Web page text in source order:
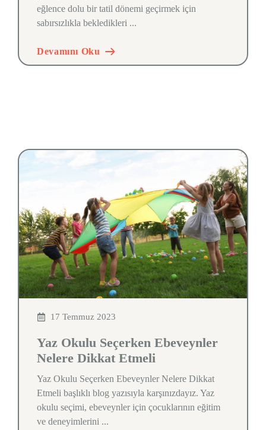
eğlence dolu bir tatil dönemi geçirmek için
sabırsızlıkla bekledikleri ...
Devamını Oku
17 Temmuz 2023
Yaz Okulu Seçerken Ebeveynler
Nelere Dikkat Etmeli
Yaz Okulu Seçerken Ebeveynler Nelere Dikkat
Etmeli başlıklı blog yazısıyla karşınızdayız. Yaz
okulu seçimi, ebeveynler için çocuklarının eğitim
ve deneyimlerini ...